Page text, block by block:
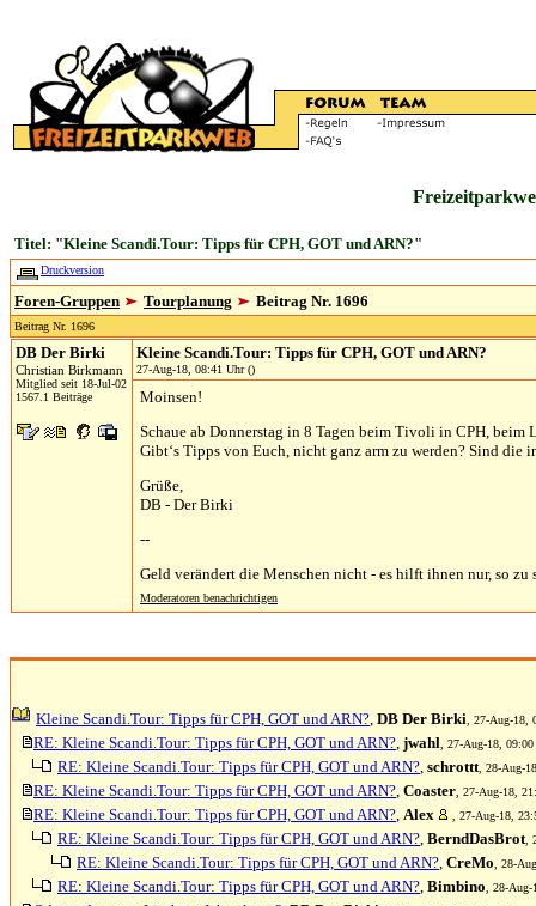
Titel: "Kleine Scandi.Tour: Tipps für CPH, GOT und ARN?"
Druckversion
Foren-Gruppen Tourplanung Beitrag Nr. 1696
Beitrag Nr. 1696
DB Der Birki
Christian Birkmann
Mitglied seit 18-Jul-02
1567.1 Beiträge
Kleine Scandi.Tour: Tipps für CPH, GOT und ARN?
27-Aug-18, 08:41 Uhr ()
Moinsen!
Schaue ab Donnerstag in 8 Tagen beim Tivoli in CPH,
Gibt‘s Tipps von Euch, nicht ganz arm zu werden? Sind die
Grüße,
DB - Der Birki
--
Geld verändert die Menschen nicht - es hilft ihnen nur, so zu
Moderatoren benachrichtigen
Kleine Scandi.Tour: Tipps für CPH, GOT und ARN?, DB Der Birki , 27-Aug-18,
RE: Kleine Scandi.Tour: Tipps für CPH, GOT und ARN?, jwahl , 27-Aug-18,
RE: Kleine Scandi.Tour: Tipps für CPH, GOT und ARN?, schrottt , 28-Aug-
RE: Kleine Scandi.Tour: Tipps für CPH, GOT und ARN?, Coaster , 27-Aug-18,
RE: Kleine Scandi.Tour: Tipps für CPH, GOT und ARN?, Alex , 27-Aug-18,
RE: Kleine Scandi.Tour: Tipps für CPH, GOT und ARN?, BerndDasBrot
RE: Kleine Scandi.Tour: Tipps für CPH, GOT und ARN?, CreMo , 28-
RE: Kleine Scandi.Tour: Tipps für CPH, GOT und ARN?, Bimbino , 28-